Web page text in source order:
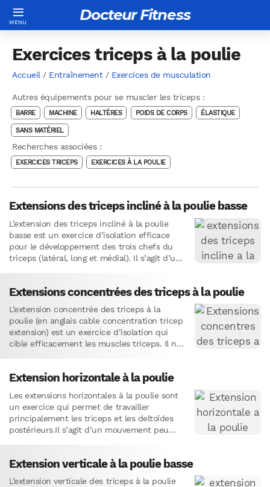
Docteur Fitness
Exercices triceps à la poulie
Accueil / Entraînement/ Exercices de musculation
Autres équipements pour se muscler les triceps :
BARRE MACHINE HALTÈRES POIDS DE CORPS ÉLASTIQUE
SANS MATÉRIEL
Recherches associées :
EXERCICES TRICEPS EXERCICES À LA POULIE
Extensions des triceps incliné à la poulie basse
L’extension des triceps incliné à la poulie
basse est un exercice d’isolation efficace
pour le développement des trois chefs du
triceps (latéral, long et médial). Il s’agit d’une
Extensions concentrées des triceps à la poulie
L’extension concentrée des triceps à la
poulie (en anglais cable concentration tricep
extension) est un exercice d’isolation qui
cible efficacement les muscles triceps. Il ne
Extension horizontale à la poulie
Les extensions horizontales à la poulie sont
un exercice qui permet de travailler
principalement les triceps et les deltoïdes
postérieurs.Il s’agit d’un mouvement peu
Extension verticale à la poulie basse
L’extension verticale des triceps à la poulie